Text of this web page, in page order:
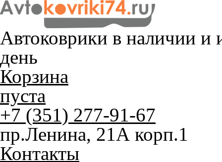
Автоковрики в наличии и
день
Корзина
пуста
+7 (351) 277-91-67
пр.Ленина, 21А корп.1
Контакты